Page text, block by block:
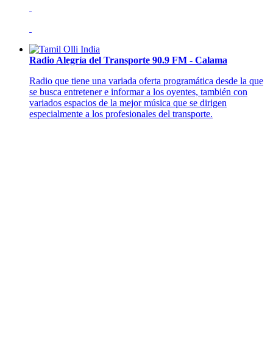
Radio Alegría del Transporte 90.9 FM - Calama
Radio que tiene una variada oferta programática desde la que
se busca entretener e informar a los oyentes, también con
variados espacios de la mejor música que se dirigen
especialmente a los profesionales del transporte.